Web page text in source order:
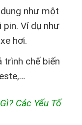
như một
Ví dụ như
hơi.
chế biến
Các Yếu Tố